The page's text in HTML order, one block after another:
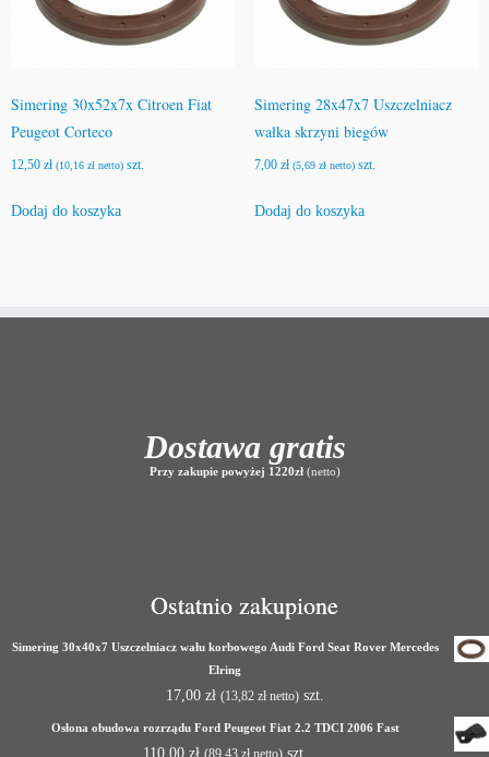
Simering 30x52x7x Citroen Fiat
Peugeot Corteco
12,50 zł (10,16 zł netto) szt.
Dodaj do koszyka
Simering 28x47x7 Uszczelniacz
wałka skrzyni biegów
7,00 zł (5,69 złnetto)szt.
Dodaj do koszyka
Dostawa gratis
Przy zakupie powyżej 1220zł(netto)
Ostatnio zakupione
Simering 30x40x7 Uszczelniacz wału korbowego Audi Ford Seat Rover Mercedes
Elring
17,00 zł (13,82 złnetto)szt.
Osłona obudowa rozrządu Ford Peugeot Fiat 2.2 TDCI 2006 Fast
110,00 zł (89,43 złnetto)szt.